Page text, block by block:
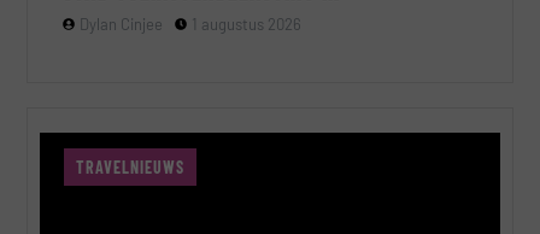
Dylan Cinjee 1 augustus 2026
TRAVELNIEUWS